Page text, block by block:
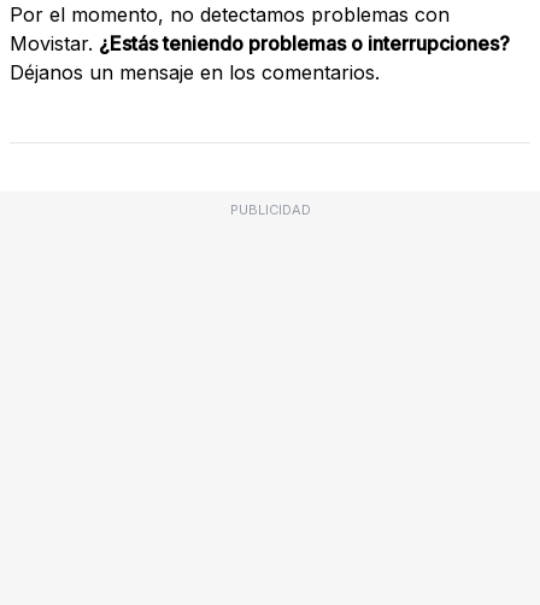
Por el momento, no detectamos problemas con
Movistar. ¿Estás teniendo problemas o interrupciones?
Déjanos un mensaje en los comentarios.
PUBLICIDAD